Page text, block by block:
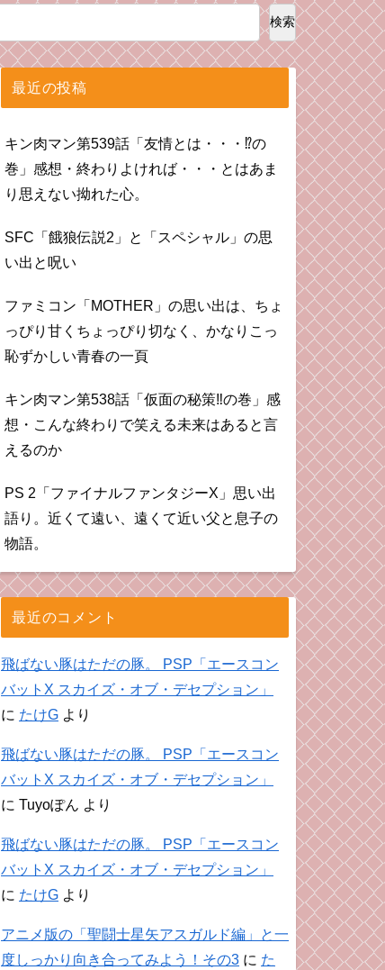
検索
最近の投稿
キン肉マン第539話「友情とは・・・⁉︎の
巻」感想・終わりよければ・・・とはあま
り思えない拗れた心。
SFC「餓狼伝説2」と「スペシャル」の思
い出と呪い
ファミコン「MOTHER」の思い出は、ちょ
っぴり甘くちょっぴり切なく、かなりこっ
恥ずかしい青春の一頁
キン肉マン第538話「仮面の秘策‼︎の巻」感
想・こんな終わりで笑える未来はあると言
えるのか
PS 2「ファイナルファンタジーX」思い出
語り。近くて遠い、遠くて近い父と息子の
物語。
最近のコメント
飛ばない豚はただの豚。 PSP「エースコン
バットX スカイズ・オブ・デセプション」
に たけG より
飛ばない豚はただの豚。 PSP「エースコン
バットX スカイズ・オブ・デセプション」
に Tuyoぽん より
飛ばない豚はただの豚。 PSP「エースコン
バットX スカイズ・オブ・デセプション」
に たけG より
アニメ版の「聖闘士星矢アスガルド編」と一
度しっかり向き合ってみよう！その3 に た